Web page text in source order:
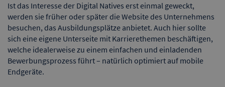
Ist das Interesse der Digital Natives erst einmal geweckt,
werden sie früher oder später die Website des Unternehmens
besuchen, das Ausbildungsplätze anbietet. Auch hier sollte
sich eine eigene Unterseite mit Karrierethemen beschäftigen,
welche idealerweise zu einem einfachen und einladenden
Bewerbungsprozess führt – natürlich optimiert auf mobile
Endgeräte.